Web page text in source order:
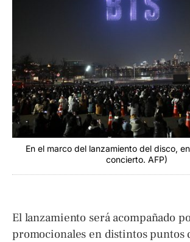
En el marco del lanzamiento del disco,
concierto. AFP)
El lanzamiento será acompañado
promocionales en distintos puntos